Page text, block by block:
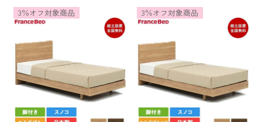
すのこベッド 日本製 ファミリ
ド セミダブルベット 日本製 国
産 すのこ 70周年 tw-010α
3％オフ対象商品 3％オフ対象商品